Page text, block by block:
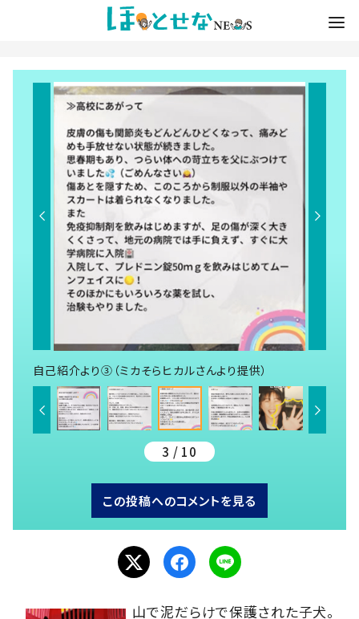
自己紹介より③（ミカそらヒカルさんより提供）
3 / 10
この投稿へのコメントを見る
山で泥だらけで保護された子犬。